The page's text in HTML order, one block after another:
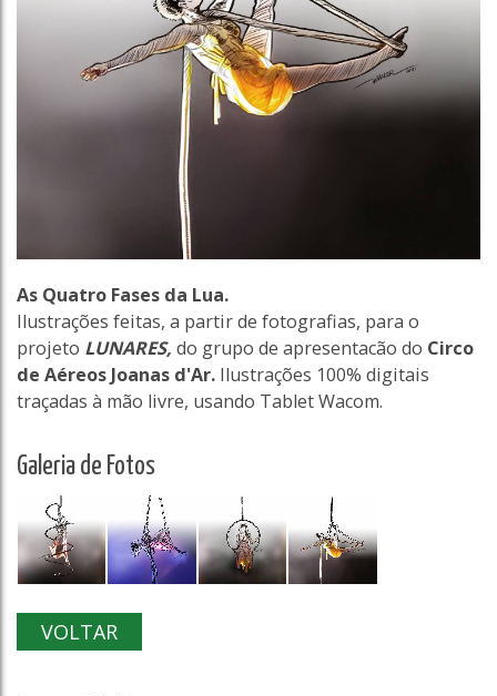
As Quatro Fases da Lua.
Ilustrações feitas, a partir de fotografias, para o
projeto LUNARES, do grupo de apresentacão do Circo
de Aéreos Joanas d'Ar. Ilustrações 100% digitais
traçadas à mão livre, usando Tablet Wacom.
Galeria de Fotos
VOLTAR